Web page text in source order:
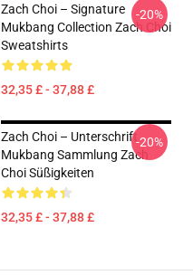
Zach Choi – Signature
Mukbang Collection Zach Choi
Sweatshirts
32,35 £ - 37,88 £
-20%
Zach Choi – Unterschrift
Mukbang Sammlung Zach
Choi Süßigkeiten
32,35 £ - 37,88 £
-20%